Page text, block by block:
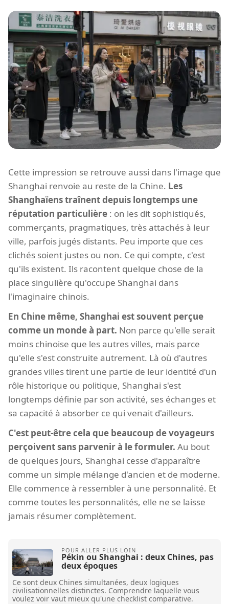
Cette impression se retrouve aussi dans l'image que
Shanghai renvoie au reste de la Chine. Les
Shanghaïens traînent depuis longtemps une
réputation particulière : on les dit sophistiqués,
commerçants, pragmatiques, très attachés à leur
ville, parfois jugés distants. Peu importe que ces
clichés soient justes ou non. Ce qui compte, c'est
qu'ils existent. Ils racontent quelque chose de la
place singulière qu'occupe Shanghai dans
l'imaginaire chinois.
En Chine même, Shanghai est souvent perçue
comme un monde à part. Non parce qu'elle serait
moins chinoise que les autres villes, mais parce
qu'elle s'est construite autrement. Là où d'autres
grandes villes tirent une partie de leur identité d'un
rôle historique ou politique, Shanghai s'est
longtemps définie par son activité, ses échanges et
sa capacité à absorber ce qui venait d'ailleurs.
C'est peut-être cela que beaucoup de voyageurs
perçoivent sans parvenir à le formuler. Au bout
de quelques jours, Shanghai cesse d'apparaître
comme un simple mélange d'ancien et de moderne.
Elle commence à ressembler à une personnalité. Et
comme toutes les personnalités, elle ne se laisse
jamais résumer complètement.
Pékin ou Shanghai : deux Chines, pas
deux époques
Ce sont deux Chines simultanées, deux logiques
civilisationnelles distinctes. Comprendre laquelle vous
voulez voir vaut mieux qu'une checklist comparative.